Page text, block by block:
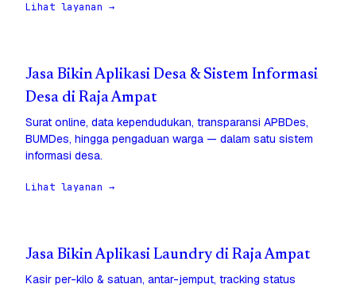
Lihat layanan →
Jasa Bikin Aplikasi Desa & Sistem Informasi
Desa di Raja Ampat
Surat online, data kependudukan, transparansi APBDes,
BUMDes, hingga pengaduan warga — dalam satu sistem
informasi desa.
Lihat layanan →
Jasa Bikin Aplikasi Laundry di Raja Ampat
Kasir per-kilo & satuan, antar-jemput, tracking status